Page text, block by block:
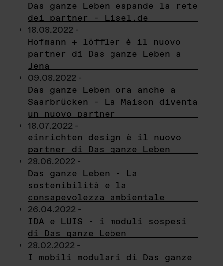
Das ganze Leben espande la rete
dei partner - Lisel.de
18.08.2022 -
Hofmann + löffler è il nuovo
partner di Das ganze Leben a
Jena
09.08.2022 -
Das ganze Leben ora anche a
Saarbrücken - La Maison diventa
un nuovo partner
18.07.2022 -
einrichten design è il nuovo
partner di Das ganze Leben
28.06.2022 -
Das ganze Leben - La
sostenibilità e la
consapevolezza ambientale
26.04.2022 -
IDA e LUIS - i moduli sospesi
di Das ganze Leben
28.02.2022 -
I mobili modulari di Das ganze